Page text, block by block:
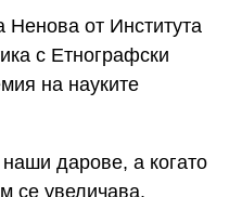
Ненова от Института
с Етнографски
на науките
дарове, а когато
се увеличава.